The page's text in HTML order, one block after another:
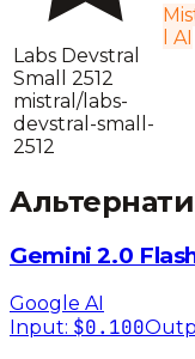
Labs Devstral
Small 2512
mistral/labs-
devstral-small-
2512
l AI
Gemini 2.0
Google AI
Input: $0.100